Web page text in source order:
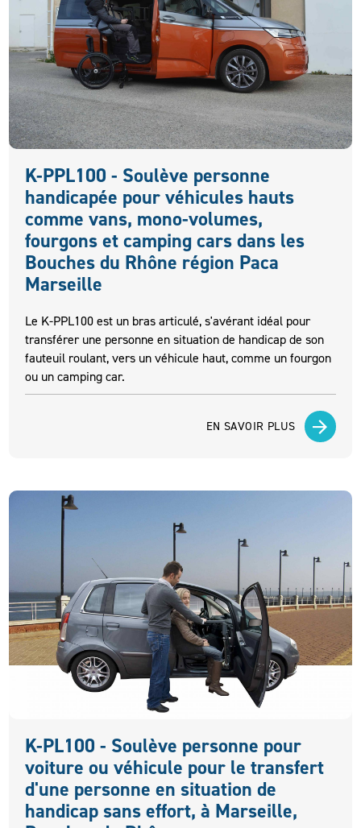
K-PPL100 - Soulève personne
handicapée pour véhicules hauts
comme vans, mono-volumes,
fourgons et camping cars dans les
Bouches du Rhône région Paca
Marseille
Le K-PPL100 est un bras articulé, s'avérant idéal pour
transférer une personne en situation de handicap de son
fauteuil roulant, vers un véhicule haut, comme un fourgon
ou un camping car.
EN SAVOIR PLUS
K-PL100 - Soulève personne pour
voiture ou véhicule pour le transfert
d'une personne en situation de
handicap sans effort, à Marseille,